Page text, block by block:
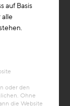
auf Basis
oder den
Ohne
die Website